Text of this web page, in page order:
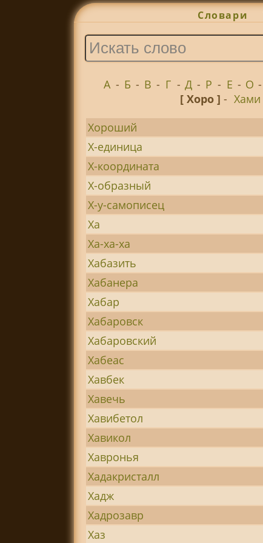
Словари
А - Б - В - Г - Д - Р - Е - О -
[ Хоро ] - Хами
Хороший
Х-единица
Х-координата
Х-образный
Х-у-самописец
Ха
Ха-ха-ха
Хабазить
Хабанера
Хабар
Хабаровск
Хабаровский
Хабеас
Хавбек
Хавечь
Хавибетол
Хавикол
Хавронья
Хадакристалл
Хадж
Хадрозавр
Хаз